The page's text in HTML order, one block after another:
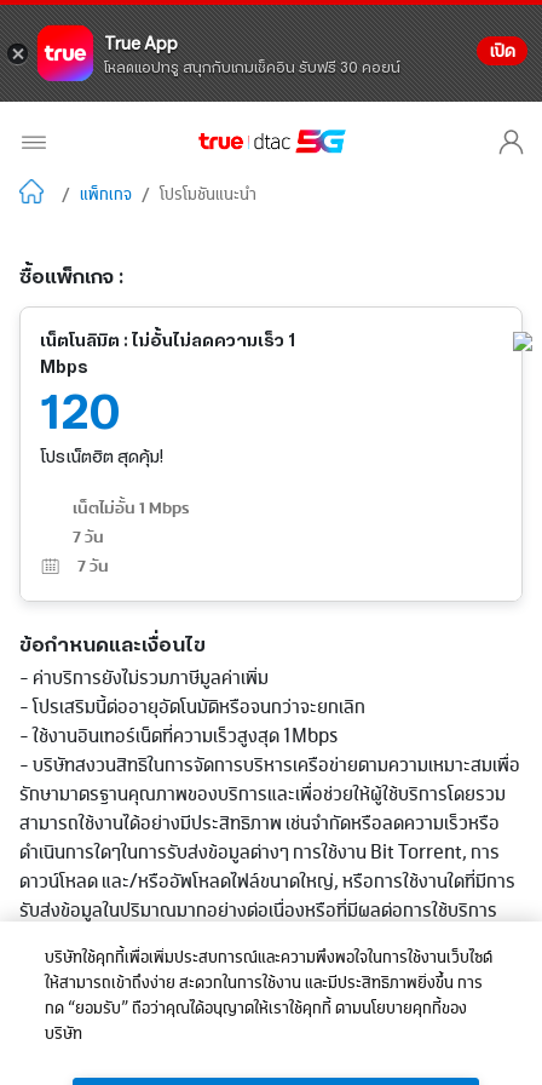
True App
โหลดแอปทรู สนุกกับเกมเช็คอิน รับฟรี 30 คอยน์
เปิด
/ แพ็กเกจ / โปรโมชันแนะนำ
ซื้อแพ็กเกจ :
เน็ตโนลิมิต : ไม่อั้นไม่ลดความเร็ว 1
Mbps
120
โปรเน็ตฮิต สุดคุ้ม!
เน็ตไม่อั้น 1 Mbps
7 วัน
7 วัน
ข้อกำหนดและเงื่อนไข
- ค่าบริการยังไม่รวมภาษีมูลค่าเพิ่ม
- โปรเสริมนี้ต่ออายุอัตโนมัติหรือจนกว่าจะยกเลิก
- ใช้งานอินเทอร์เน็ตที่ความเร็วสูงสุด 1Mbps
- บริษัทสงวนสิทธิในการจัดการบริหารเครือข่ายตามความเหมาะสมเพื่อ
รักษามาตรฐานคุณภาพของบริการและเพื่อช่วยให้ผู้ใช้บริการโดยรวม
สามารถใช้งานได้อย่างมีประสิทธิภาพ เช่นจำกัดหรือลดความเร็วหรือ
ดำเนินการใดๆในการรับส่งข้อมูลต่างๆ การใช้งาน Bit Torrent, การ
ดาวน์โหลด และ/หรืออัพโหลดไฟล์ขนาดใหญ่, หรือการใช้งานใดที่มีการ
รับส่งข้อมูลในปริมาณมากอย่างต่อเนื่องหรือที่มีผลต่อการใช้บริการ
หรือเกิดความไม่เป็นธรรมก่อหรืออาจะก่อให้เกิดความเสียหายต่อผู้ใช้
บริการอื่นและ/หรือต่อเครือข่ายหรือการให้บริการโดยรวมของบริษัท
ทั้งนี้ การลดความเร็วอาจลดต่ำกว่าที่ระบุในแพ็กเกจตามแต่ลักษณะการ
ใช้งาน พื้นที่ให้บริการและอุปกรณ์ที่รองรับ
บริษัทใช้คุกกี้เพื่อเพิ่มประสบการณ์และความพึงพอใจในการใช้งานเว็บไซต์
ให้สามารถเข้าถึงง่าย สะดวกในการใช้งาน และมีประสิทธิภาพยิ่งขึ้น การ
กด “ยอมรับ” ถือว่าคุณได้อนุญาตให้เราใช้คุกกี้ ตามนโยบายคุกกี้ของ
บริษัท